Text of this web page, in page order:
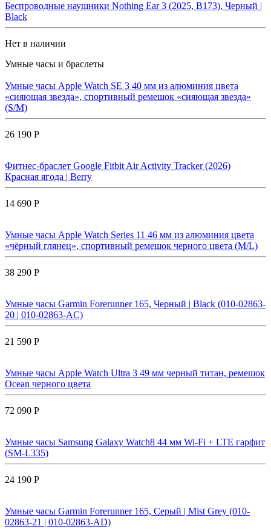
Беспроводные наушники Nothing Ear 3 (2025, B173), Черный |
Black
Нет в наличии
Умные часы и браслеты
Умные часы Apple Watch SE 3 40 мм из алюминия цвета
«сияющая звезда», спортивный ремешок «сияющая звезда»
(S/M)
26 190 Р
Фитнес-браслет Google Fitbit Air Activity Tracker (2026)
Красная ягода | Berry
14 690 Р
Умные часы Apple Watch Series 11 46 мм из алюминия цвета
«чёрный глянец», спортивный ремешок черного цвета (M/L)
38 290 Р
Умные часы Garmin Forerunner 165, Черный | Black (010-02863-
20 | 010-02863-AC)
21 590 Р
Умные часы Apple Watch Ultra 3 49 мм черный титан, ремешок
Ocean черного цвета
72 090 Р
Умные часы Samsung Galaxy Watch8 44 мм Wi-Fi + LTE гарфит
(SM-L335)
24 190 Р
Умные часы Garmin Forerunner 165, Серый | Mist Grey (010-
02863-21 | 010-02863-AD)